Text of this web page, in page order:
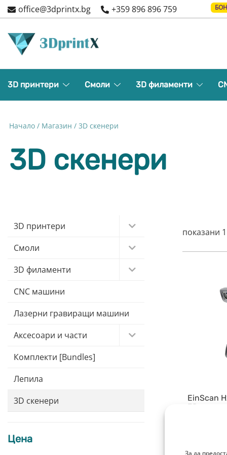
За да
Skip
to
office@3dprintx.bg +359 896 896 759
3D принтери Смоли 3D филаменти
Начало / Магазин / 3D скенери
3D скенери
показани
EinScan
3D
3D принтери
Смоли
3D филаменти
CNC машини
Лазерни гравиращи машини
Аксесоари и части
Комплекти [Bundles]
Лепила
3D скенери
Цена